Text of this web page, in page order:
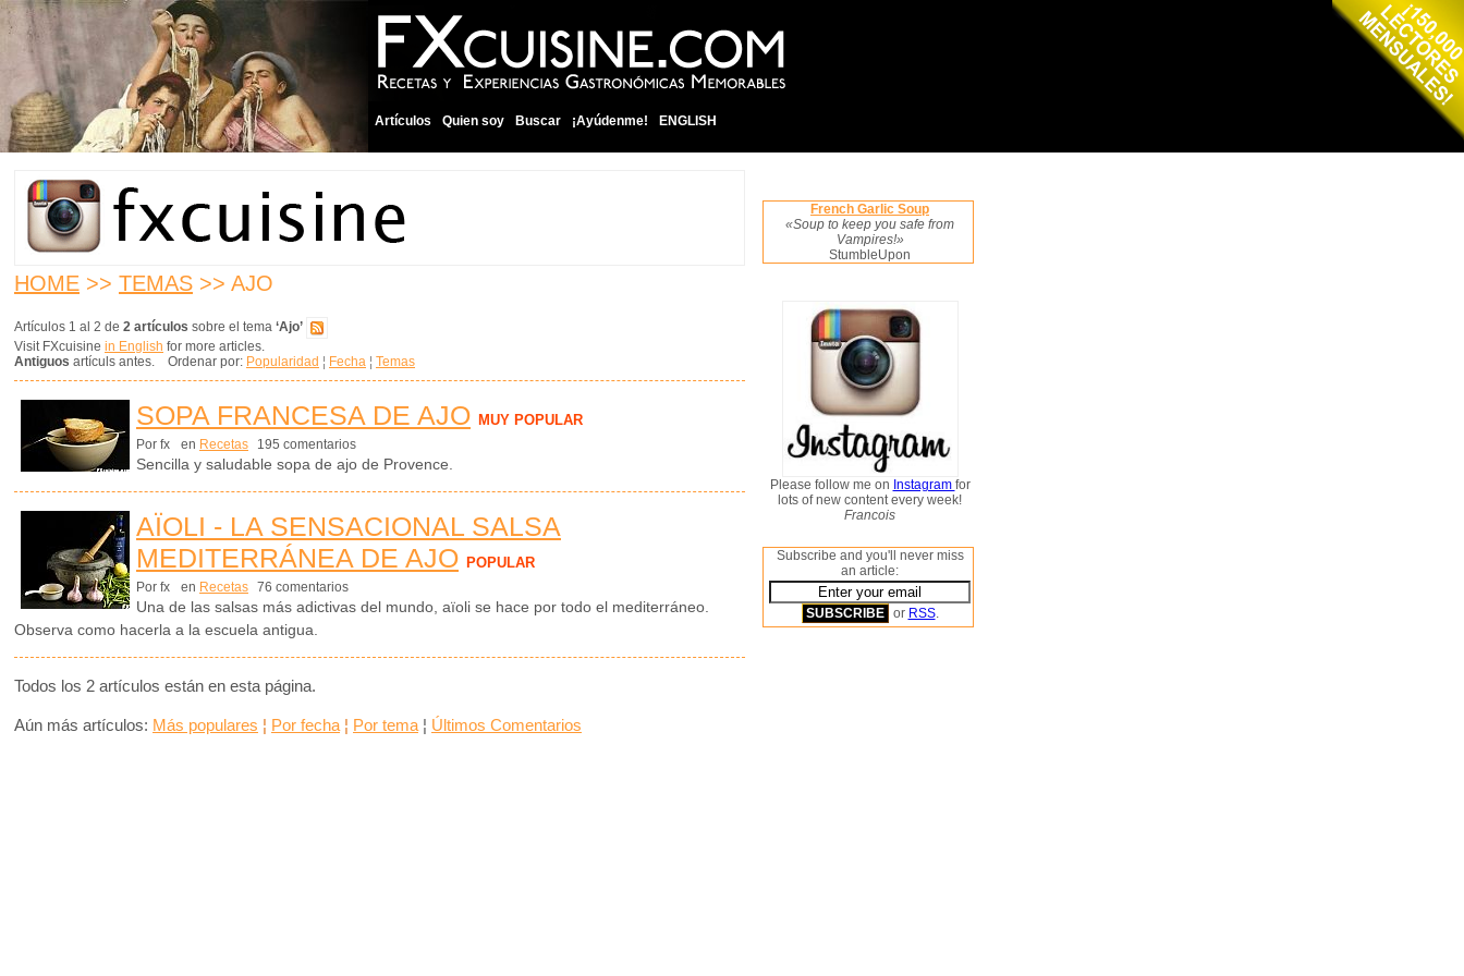
Artículos Quien soy Buscar ¡Ayúdenme! ENGLISH
HOME >> TEMAS >> AJO
Artículos 1 al 2 de 2 artículos sobre el tema ‘Ajo’
Visit FXcuisine in English for more articles.
Antiguos artículs antes. Ordenar por: Popularidad ¦ Fecha ¦ Temas
SOPA FRANCESA DE AJO MUY POPULAR
Por fx en Recetas 195 comentarios
Sencilla y saludable sopa de ajo de Provence.
AÏOLI - LA SENSACIONAL SALSA
MEDITERRÁNEA DE AJO POPULAR
Por fx en Recetas 76 comentarios
Una de las salsas más adictivas del mundo, aïoli se hace por todo el mediterráneo.
Observa como hacerla a la escuela antigua.
Todos los 2 artículos están en esta página.
Aún más artículos: Más populares ¦ Por fecha¦ Por tema¦ Últimos Comentarios
French Garlic Soup
«Soup to keep you safe from
Vampires!»
StumbleUpon
Please follow me on Instagram for
lots of new content every week!
Francois
Subscribe and you'll never miss
an article:
or RSS.